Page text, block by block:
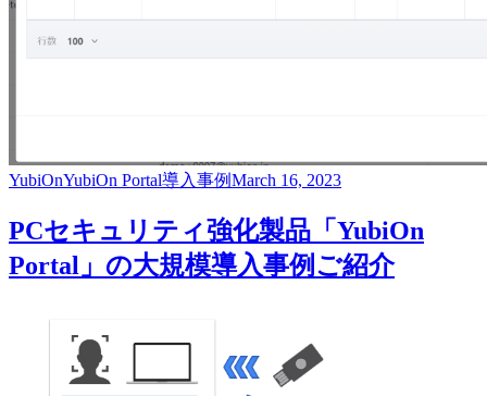
YubiOnYubiOn Portal導入事例March 16, 2023
PCセキュリティ強化製品「YubiOn
Portal」の大規模導入事例ご紹介